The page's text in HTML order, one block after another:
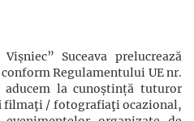
Suceava prelucrează
Regulamentului UE nr.
aducem la cunoștință tuturor
filmaţi / fotografiaţi ocazional,